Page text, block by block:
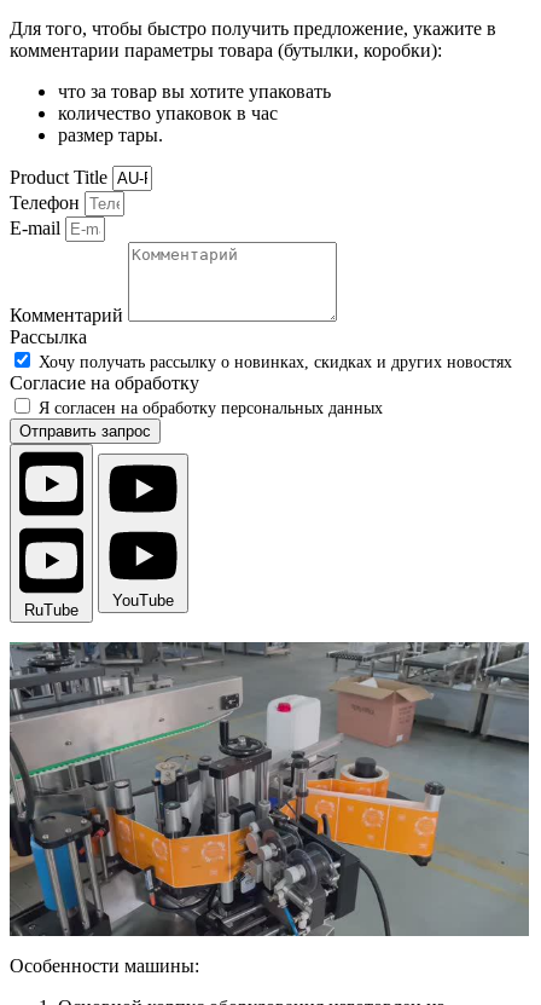
Для того, чтобы быстро получить предложение, укажите в
комментарии параметры товара (бутылки, коробки):
что за товар вы хотите упаковать
количество упаковок в час
размер тары.
Product Title
Телефон
E-mail
Комментарий
Рассылка
Хочу получать рассылку о новинках, скидках и других новостях
Согласие на обработку
Я согласен на обработку персональных данных
Отправить запрос
RuTube
YouTube
Особенности машины: